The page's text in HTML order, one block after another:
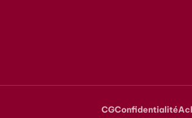
CGConfidentialité